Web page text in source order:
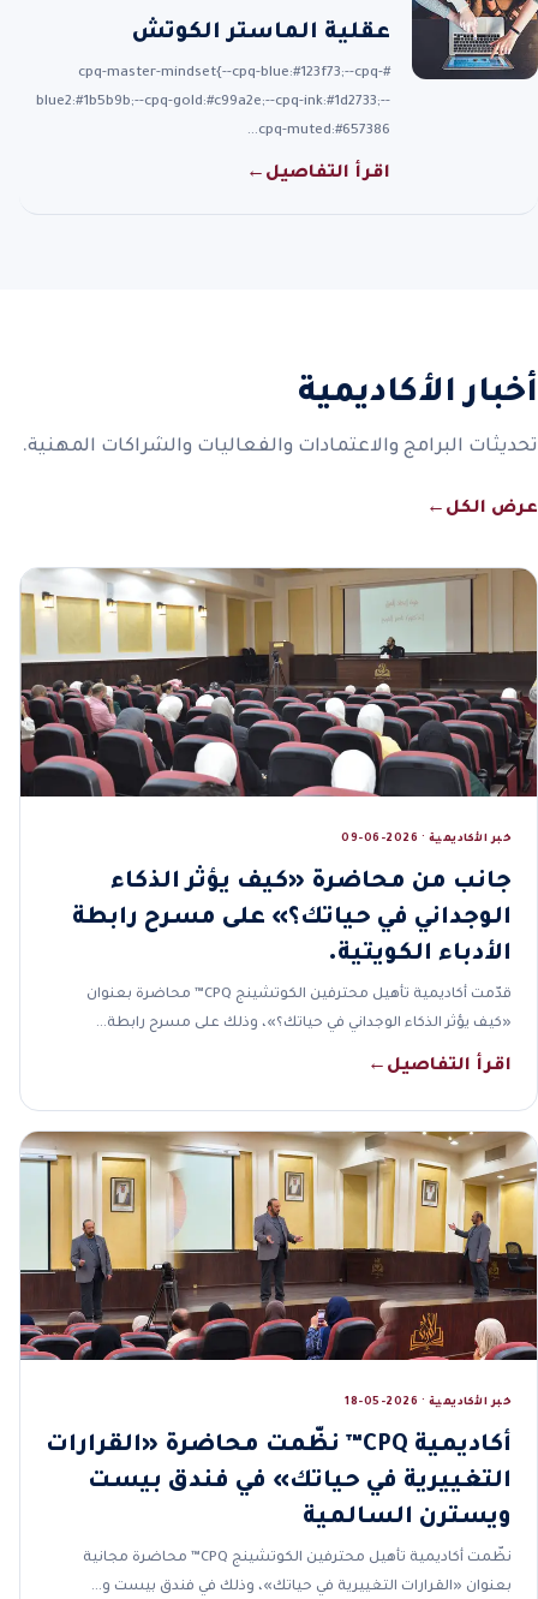
عقلية الماستر الكوتش
#cpq-master-mindset{--cpq-blue:#123f73;--cpq-
blue2:#1b5b9b;--cpq-gold:#c99a2e;--cpq-ink:#1d2733;--
cpq-muted:#657386…
اقرأ التفاصيل ←
أخبار الأكاديمية
تحديثات البرامج والاعتمادات والفعاليات والشراكات المهنية.
عرض الكل ←
خبر الأكاديمية · 2026-06-09
جانب من محاضرة «كيف يؤثر الذكاء
الوجداني في حياتك؟» على مسرح رابطة
الأدباء الكويتية.
قدّمت أكاديمية تأهيل محترفين الكوتشينج CPQ™ محاضرة بعنوان
«كيف يؤثر الذكاء الوجداني في حياتك؟»، وذلك على مسرح رابطة…
اقرأ التفاصيل ←
خبر الأكاديمية · 2026-05-18
أكاديمية CPQ™ نظّمت محاضرة «القرارات
التغييرية في حياتك» في فندق بيست
ويسترن السالمية
نظّمت أكاديمية تأهيل محترفين الكوتشينج CPQ™ محاضرة مجانية
بعنوان «القرارات التغييرية في حياتك»، وذلك في فندق بيست و…